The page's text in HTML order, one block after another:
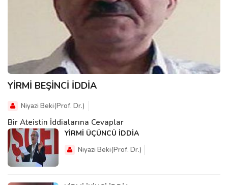
YİRMİ BEŞİNCİ İDDİA
Niyazi Beki(Prof. Dr.)
Bir Ateistin İddialarına Cevaplar
YİRMİ ÜÇÜNCÜ İDDİA
Niyazi Beki(Prof. Dr.)